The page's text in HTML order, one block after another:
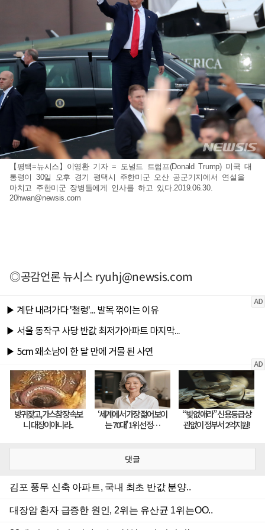
【평택=뉴시스】이영환 기자 = 도널드 트럼프(Donald Trump) 미국 대
통령이 30일 오후 경기 평택시 주한미군 오산 공군기지에서 연설을
마치고 주한미군 장병들에게 인사를 하고 있다.2019.06.30.
20hwan@newsis.com
◎공감언론 뉴시스ryuhj@newsis.com
댓글